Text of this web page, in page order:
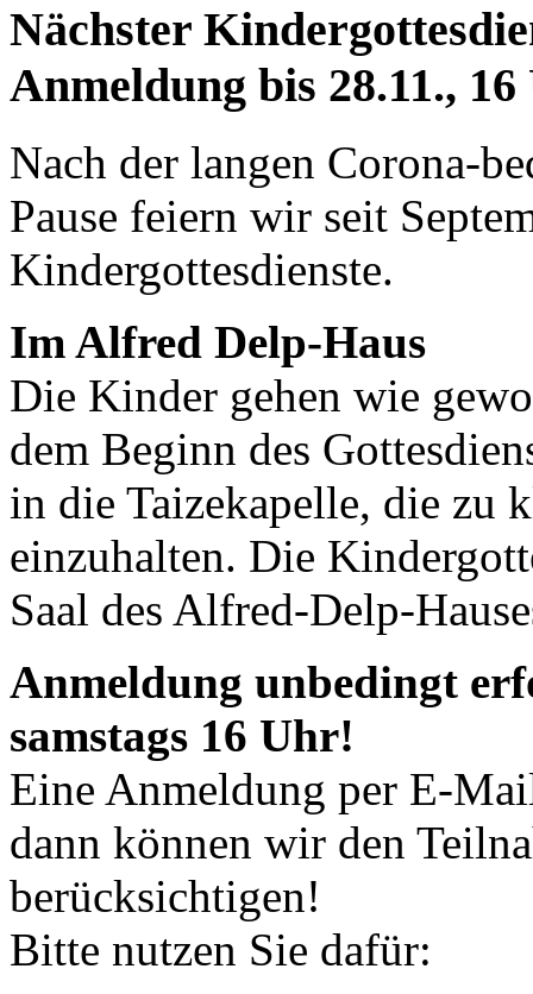
Nächster
Anmeldung bis 28.11.,
Nach der langen Corona-
Pause feiern wir seit
Kindergottesdienste.
Im Alfred Delp-Haus
Die Kinder gehen wie
dem Beginn des
in die Taizekapelle, die zu
einzuhalten. Die
Saal des Alfred-Delp-
Anmeldung unbedingt
samstags 16 Uhr!
Eine Anmeldung per E-
dann können wir den
berücksichtigen!
Bitte nutzen Sie dafür: